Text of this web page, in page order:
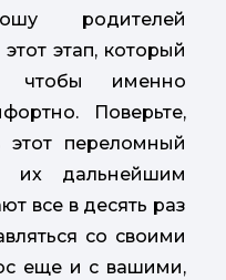
родителей
этап, который
чтобы именно
Поверьте,
этот переломный
их дальнейшим
все в десять раз
со своими
еще и с вашими,